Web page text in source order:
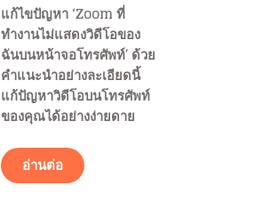
แก้ไขปัญหา ‘Zoom ที่
ทำงานไม่แสดงวิดีโอของ
ฉันบนหน้าจอโทรศัพท์’ ด้วย
คำแนะนำอย่างละเอียดนี้
แก้ปัญหาวิดีโอบนโทรศัพท์
ของคุณได้อย่างง่ายดาย
อ่านต่อ